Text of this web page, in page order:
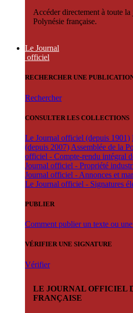
Accéder directement à toute
Polynésie française.
Le Journal
officiel
RECHERCHER UNE
Rechercher
CONSULTER LES COLLECTIONS
Le Journal officiel (depuis 1901)
(depuis 2007) Assemblée de la
officiel - Compte-rendu intégral
Journal officiel - Propriété
Journal officiel - Annonces et
Le Journal officiel - Signatures
PUBLIER
Comment publier un texte ou
VÉRIFIER UNE SIGNATURE
Vérifier
LE JOURNAL OFFICIEL
FRANÇAISE